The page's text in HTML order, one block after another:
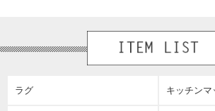
ラグ キッチンマ